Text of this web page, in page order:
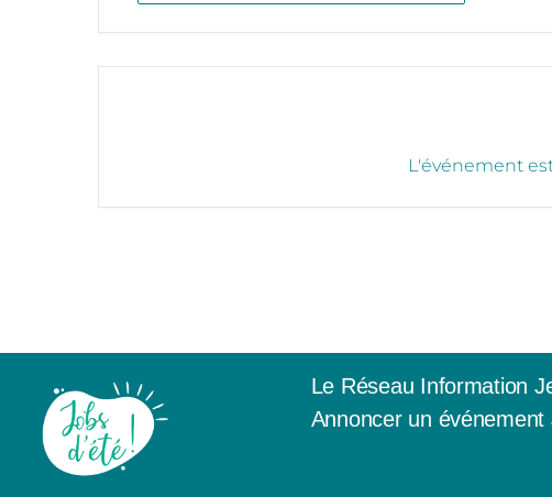
L'événement
Le Réseau Information
Annoncer un événement